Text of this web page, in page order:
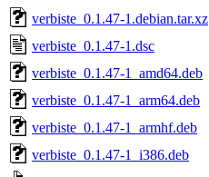
verbiste_0.1.47-1.debian.tar.xz
verbiste_0.1.47-1.dsc
verbiste_0.1.47-1_amd64.deb
verbiste_0.1.47-1_arm64.deb
verbiste_0.1.47-1_armhf.deb
verbiste_0.1.47-1_i386.deb